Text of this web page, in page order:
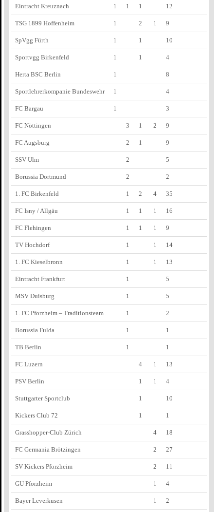
Eintracht Kreuznach 1 1 1 12
TSG 1899 Hoffenheim 1 2 1 9
SpVgg Fürth 1 1 10
Sportvgg Birkenfeld 1 1 4
Herta BSC Berlin 1 8
Sportlehrerkompanie Bundeswehr 1 4
FC Bargau 1 3
FC Nöttingen 3 1 2 9
FC Augsburg 2 1 9
SSV Ulm 2 5
Borussia Dortmund 2 2
1. FC Birkenfeld 1 2 4 35
FC Isny / Allgäu 1 1 1 16
FC Flehingen 1 1 1 9
TV Hochdorf 1 1 14
1. FC Kieselbronn 1 1 13
Eintracht Frankfurt 1 5
MSV Duisburg 1 5
1. FC Pforzheim – Traditionsteam 1 2
Borussia Fulda 1 1
TB Berlin 1 1
FC Luzern 4 1 13
PSV Berlin 1 1 4
Stuttgarter Sportclub 1 10
Kickers Club 72 1 1
Grasshopper-Club Zürich 4 18
FC Germania Brötzingen 2 27
SV Kickers Pforzheim 2 11
GU Pforzheim 1 4
Bayer Leverkusen 1 2